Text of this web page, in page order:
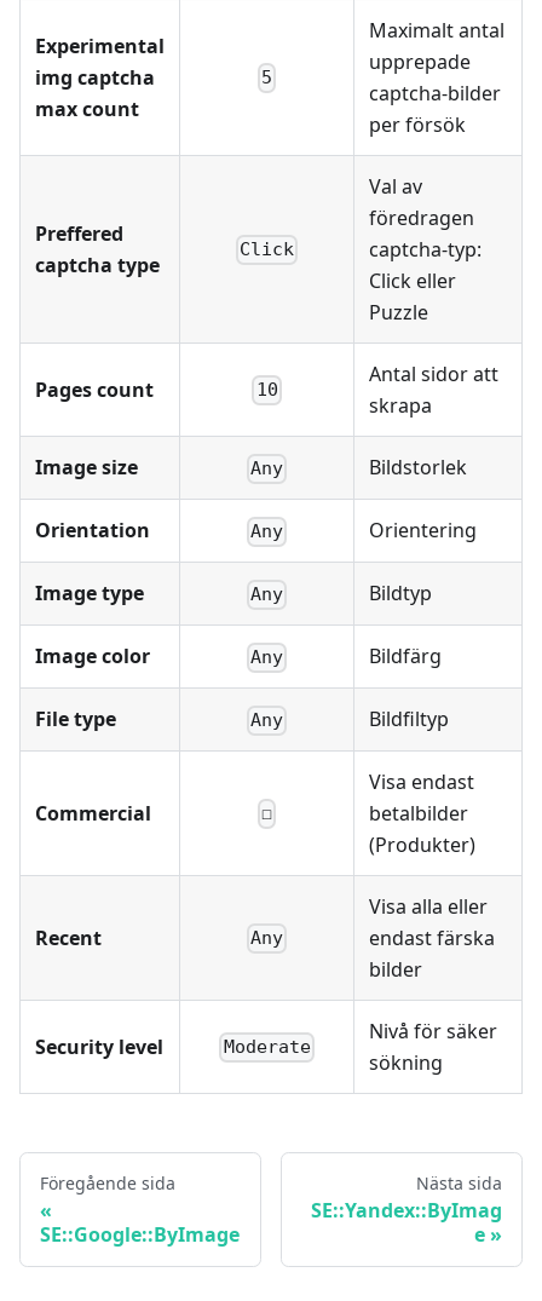
Experimental
img captcha
max count
5
Maximalt antal
upprepade
captcha-bilder
per försök
Preffered
captcha type
Click
Val av
föredragen
captcha-typ:
Click eller
Puzzle
Pages count 10
Antal sidor att
skrapa
Image size Any Bildstorlek
Orientation Any Orientering
Image type Any Bildtyp
Image color Any Bildfärg
File type Any Bildfiltyp
Commercial ☐
Visa endast
betalbilder
(Produkter)
Recent Any
Visa alla eller
endast färska
bilder
Security level Moderate
Nivå för säker
sökning
Föregående sida
SE::Google::ByImage
Nästa sida
SE::Yandex::ByImag
e